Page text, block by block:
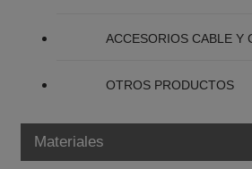
ACCESORIOS CABLE Y
OTROS PRODUCTOS
Materiales